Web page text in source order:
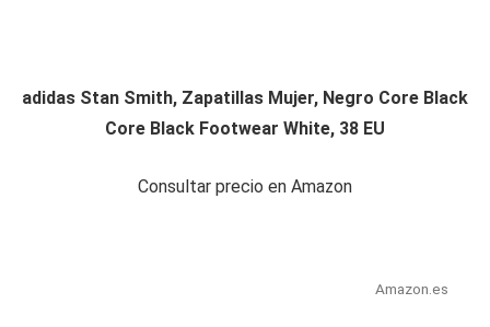
adidas Stan Smith, Zapatillas Mujer, Negro Core Black
Core Black Footwear White, 38 EU
Consultar precio en Amazon
Amazon.es